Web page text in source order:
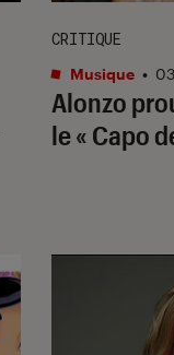
Alonzo
le « Capo
CRITIQUE
Musique •